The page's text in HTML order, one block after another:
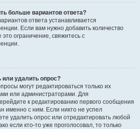
больше вариантов ответа?
ответа устанавливается
Если вам нужно добавить количество
ограничение, свяжитесь с
или удалить опрос?
могут редактироваться только их
или администраторами. Для
к редактированию первого сообщения
именно с ним. Если никто не успел
удалить опрос или отредактировать любой
если кто-то уже проголосовал, то только